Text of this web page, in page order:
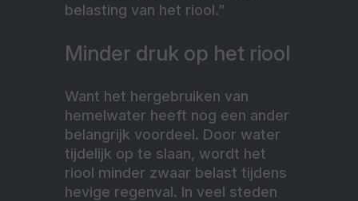
belasting van het riool.”
Minder druk op het riool
Want het hergebruiken van
hemelwater heeft nog een ander
belangrijk voordeel. Door water
tijdelijk op te slaan, wordt het
riool minder zwaar belast tijdens
hevige regenval. In veel steden